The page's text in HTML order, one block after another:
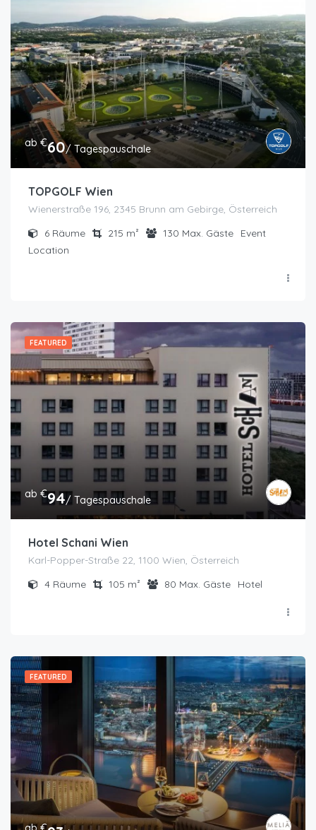
ab €60/ Tagespauschale
TOPGOLF Wien
Wienerstraße 196, 2345 Brunn am Gebirge, Österreich
6 Räume 215 m² 130 Max. Gäste
Event
Location
FEATURED
ab €94/ Tagespauschale
Hotel Schani Wien
Karl-Popper-Straße 22, 1100 Wien, Österreich
4 Räume 105 m² 80 Max. Gäste Hotel
FEATURED